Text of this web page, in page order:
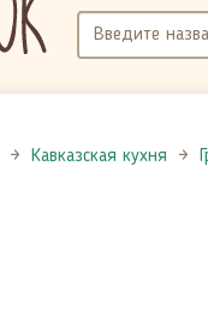
Кавказская кухня